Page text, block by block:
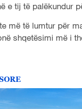
e tij të palëkundur
më të lumtur për
shqetësimi më i